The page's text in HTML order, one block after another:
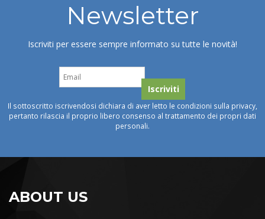
Newsletter
Iscriviti per essere sempre informato su tutte le novità!
Il sottoscritto iscrivendosi dichiara di aver letto le condizioni sulla privacy,
pertanto rilascia il proprio libero consenso al trattamento dei propri dati
personali.
ABOUT US